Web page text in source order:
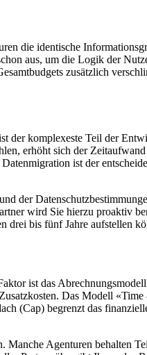
die identische
aus, um die Logik der
zusätzlich
der komplexeste Teil der
erhöht sich der
ist der
der
wird Sie hierzu proaktiv
drei bis fünf Jahre aufstellen
ist das
Das Modell
(Cap) begrenzt das
Agenturen behalten